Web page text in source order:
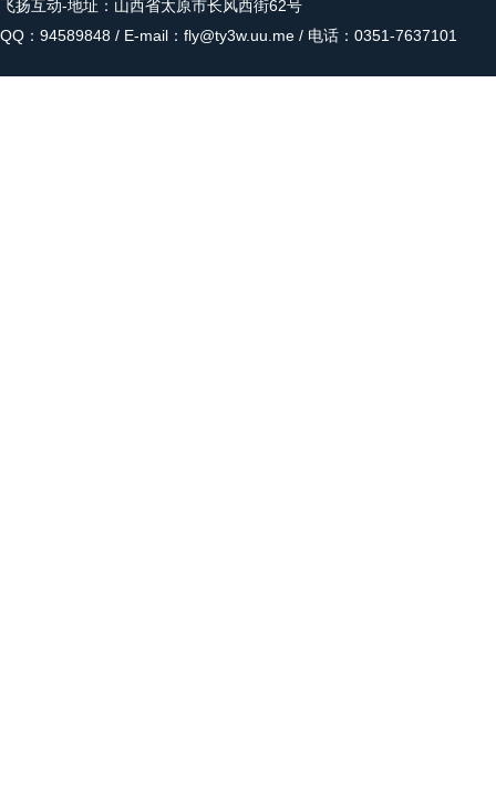
飞扬互动-地址：山西省太原市长风西街62号
QQ：94589848 / E-mail：fly@ty3w.uu.me / 电话：0351-7637101